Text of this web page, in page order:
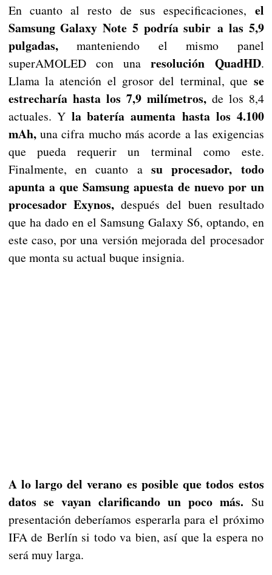
En cuanto al resto de sus especificaciones, el
Samsung Galaxy Note 5 podría subir a las 5,9
pulgadas,manteniendo el mismo panel
superAMOLED con unaresolución QuadHD.
Llama la atención el grosor del terminal, que se
estrecharía hasta los 7,9 milímetros,de los 8,4
actuales. Y la batería aumenta hasta los 4.100
mAh,una cifra mucho más acorde a las exigencias
que pueda requerir un terminal como este.
Finalmente, en cuanto a su procesador, todo
apunta a que Samsung apuesta de nuevo por un
procesador Exynos,después del buen resultado
que ha dado en el Samsung Galaxy S6, optando, en
este caso, por una versión mejorada del procesador
que monta su actual buque insignia.
A lo largo del verano es posible que todos estos
datos se vayan clarificando un poco más. Su
presentación deberíamos esperarla para el próximo
IFA de Berlín si todo va bien, así que la espera no
será muy larga.